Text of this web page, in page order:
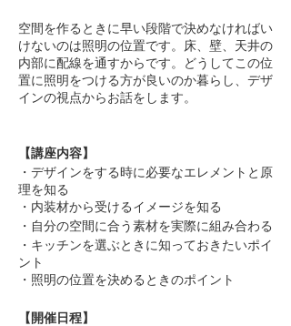
空間を作るときに早い段階で決めなければい
けないのは照明の位置です。床、壁、天井の
内部に配線を通すからです。どうしてこの位
置に照明をつける方が良いのか暮らし、デザ
インの視点からお話をします。
【講座内容】
・デザインをする時に必要なエレメントと原
理を知る
・内装材から受けるイメージを知る
・自分の空間に合う素材を実際に組み合わる
・キッチンを選ぶときに知っておきたいポイ
ント
・照明の位置を決めるときのポイント
【開催日程】